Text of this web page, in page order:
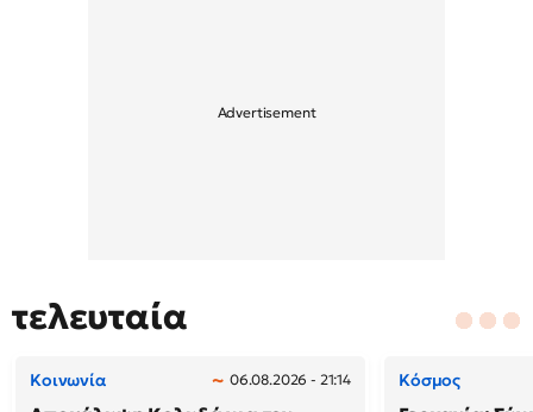
τελευταία
Κοινωνία 06.08.2026 - 21:14 Κόσμος